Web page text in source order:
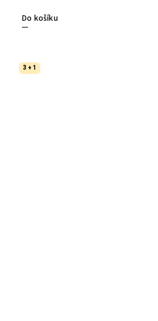
Do košíku
3 + 1